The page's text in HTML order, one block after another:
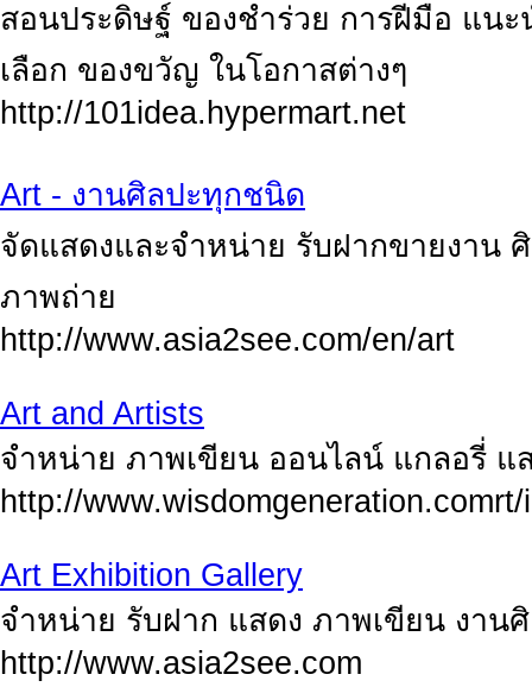
สอนประดิษฐ์ ของชำร่วย การฝีมือ แน
เลือก ของขวัญ ในโอกาสต่างๆ
http://101idea.hypermart.net
Art - งานศิลปะทุกชนิด
จัดแสดงและจำหน่าย รับฝากขายงา
ภาพถ่าย
http://www.asia2see.com/en/art
Art and Artists
จำหน่าย ภาพเขียน ออนไลน์ แกลอรี่ แ
http://
Art Exhibition Gallery
จำหน่าย รับฝาก แสดง ภาพเขียน งาน
http://www.asia2see.com